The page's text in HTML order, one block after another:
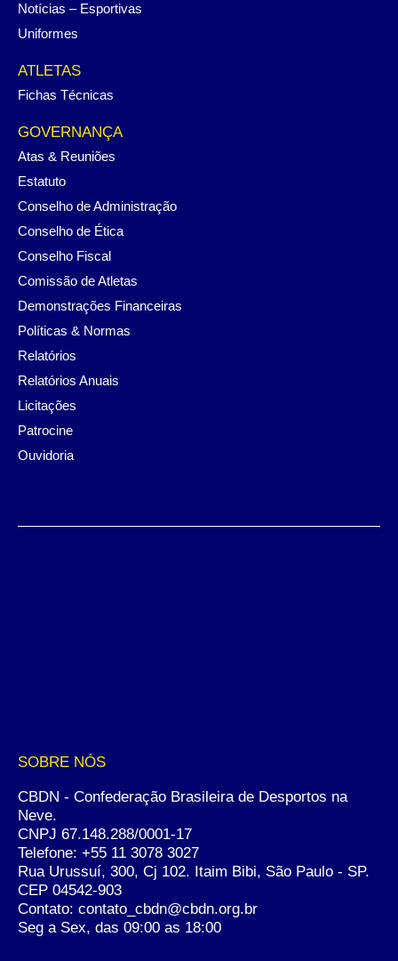
Notícias – Esportivas
Uniformes
ATLETAS
Fichas Técnicas
GOVERNANÇA
Atas & Reuniões
Estatuto
Conselho de Administração
Conselho de Ética
Conselho Fiscal
Comissão de Atletas
Demonstrações Financeiras
Políticas & Normas
Relatórios
Relatórios Anuais
Licitações
Patrocine
Ouvidoria
SOBRE NÓS
CBDN - Confederação Brasileira de Desportos na
Neve.
CNPJ 67.148.288/0001-17
Telefone: +55 11 3078 3027
Rua Urussuí, 300, Cj 102. Itaim Bibi, São Paulo - SP.
CEP 04542-903
Contato: contato_cbdn@cbdn.org.br
Seg a Sex, das 09:00 as 18:00